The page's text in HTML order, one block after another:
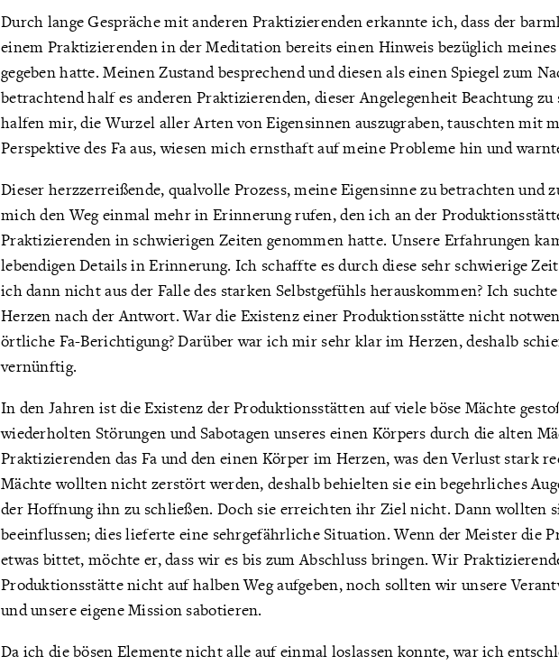
Durch lange Gespräche mit anderen Praktizierenden erkannte ich, dass der
einem Praktizierenden in der Meditation bereits einen Hinweis bezüglich meines
gegeben hatte. Meinen Zustand besprechend und diesen als einen Spiegel zum
betrachtend half es anderen Praktizierenden, dieser Angelegenheit Beachtung zu
halfen mir, die Wurzel aller Arten von Eigensinnen auszugraben, tauschten mit
Perspektive des Fa aus, wiesen mich ernsthaft auf meine Probleme hin und
Dieser herzzerreißende, qualvolle Prozess, meine Eigensinne zu betrachten und
mich den Weg einmal mehr in Erinnerung rufen, den ich an der
Praktizierenden in schwierigen Zeiten genommen hatte. Unsere Erfahrungen
lebendigen Details in Erinnerung. Ich schaffte es durch diese sehr schwierige
ich dann nicht aus der Falle des starken Selbstgefühls herauskommen? Ich
Herzen nach der Antwort. War die Existenz einer Produktionsstätte nicht
örtliche Fa-Berichtigung? Darüber war ich mir sehr klar im Herzen, deshalb
vernünftig.
In den Jahren ist die Existenz der Produktionsstätten auf viele böse Mächte
wiederholten Störungen und Sabotagen unseres einen Körpers durch die alten
Praktizierenden das Fa und den einen Körper im Herzen, was den Verlust stark
Mächte wollten nicht zerstört werden, deshalb behielten sie ein begehrliches
der Hoffnung ihn zu schließen. Doch sie erreichten ihr Ziel nicht. Dann wollten
beeinflussen; dies lieferte eine sehrgefährliche Situation. Wenn der Meister die
etwas bittet, möchte er, dass wir es bis zum Abschluss bringen. Wir
Produktionsstätte nicht auf halben Weg aufgeben, noch sollten wir unsere
und unsere eigene Mission sabotieren.
Da ich die bösen Elemente nicht alle auf einmal loslassen konnte, war ich